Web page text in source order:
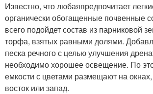
Известно, что любаяпредпочитает
органически обогащенные почвенные
всего подойдет состав из парниковой
торфа, взятых равными долями.
песка речного с целью улучшения
необходимо хорошее освещение. По
емкости с цветами размещают на
восток или запад.